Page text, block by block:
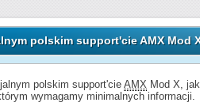
polskim support'cie AMX Mod
polskim support'cieAMX Mod X,
wymagamy minimalnych informacji.